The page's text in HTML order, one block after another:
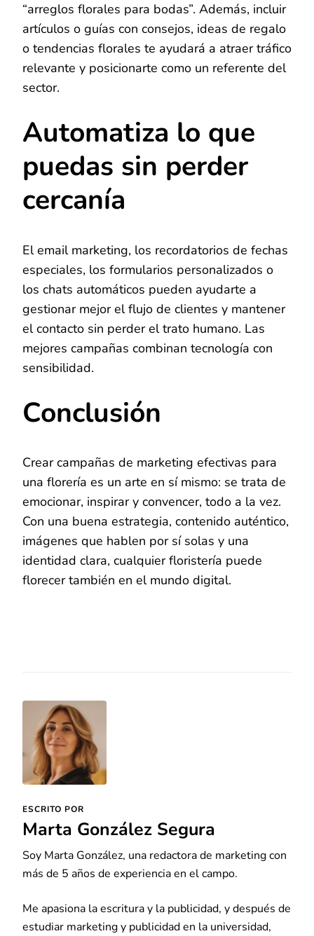
“arreglos florales para bodas”. Además, incluir
artículos o guías con consejos, ideas de regalo
o tendencias florales te ayudará a atraer tráfico
relevante y posicionarte como un referente del
sector.
Automatiza lo que
puedas sin perder
cercanía
El email marketing, los recordatorios de fechas
especiales, los formularios personalizados o
los chats automáticos pueden ayudarte a
gestionar mejor el flujo de clientes y mantener
el contacto sin perder el trato humano. Las
mejores campañas combinan tecnología con
sensibilidad.
Conclusión
Crear campañas de marketing efectivas para
una florería es un arte en sí mismo: se trata de
emocionar, inspirar y convencer, todo a la vez.
Con una buena estrategia, contenido auténtico,
imágenes que hablen por sí solas y una
identidad clara, cualquier floristería puede
florecer también en el mundo digital.
ESCRITO POR
Marta González Segura
Soy Marta González, una redactora de marketing con
más de 5 años de experiencia en el campo.
Me apasiona la escritura y la publicidad, y después de
estudiar marketing y publicidad en la universidad,